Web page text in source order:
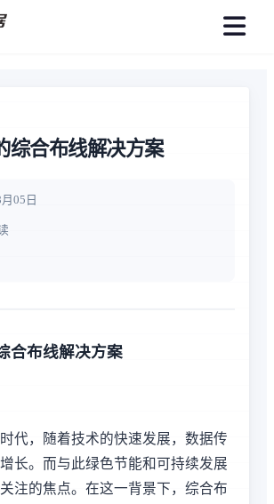
综合布线解决方案
05日
合布线解决方案
代，随着技术的快速发展，数据传
长。而与此绿色节能和可持续发展
注的焦点。在这一背景下，综合布